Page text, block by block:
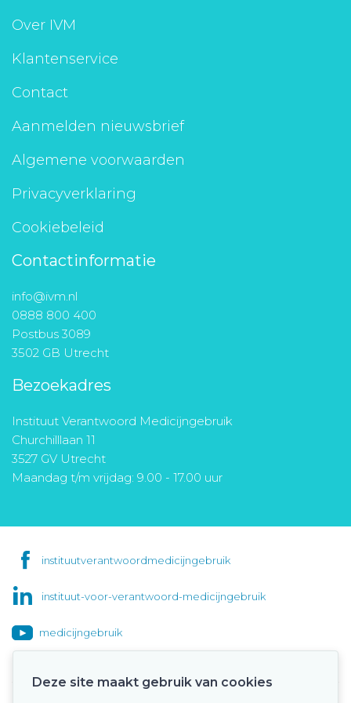
Aanmelden nieuwsbrief
Toegang leeromgeving
Over IVM
Klantenservice
Contact
Aanmelden nieuwsbrief
Algemene voorwaarden
Privacyverklaring
Cookiebeleid
Contactinformatie
info@ivm.nl
0888 800 400
Postbus 3089
3502 GB Utrecht
Bezoekadres
Instituut Verantwoord Medicijngebruik
Churchilllaan 11
3527 GV Utrecht
Maandag t/m vrijdag: 9.00 - 17.00 uur
instituutverantwoordmedicijngebruik
instituut-voor-verantwoord-medicijngebruik
medicijngebruik
Deze site maakt gebruik van cookies